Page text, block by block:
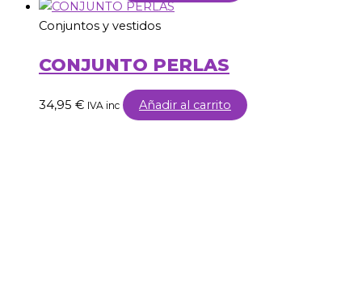
Conjuntos y vestidos
CONJUNTO PERLAS
34,95 € IVA inc Añadir al carrito